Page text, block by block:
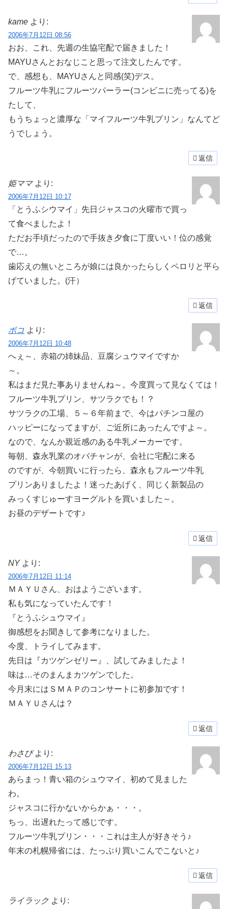
kame より:
2006年7月12日 08:56
おお、これ、先週の生協宅配で届きました！
MAYUさんとおなじこと思って注文したんです。
で、感想も、MAYUさんと同感(笑)デス。
フルーツ牛乳にフルーツパーラー(コンビニに売ってる)を
たして、
もうちょっと濃厚な「マイフルーツ牛乳プリン」なんてど
うでしょう。
返信
姫ママ より:
2006年7月12日 10:17
「とうふシウマイ」先日ジャスコの火曜市で買っ
て食べましたよ！
ただお手頃だったので手抜き夕食に丁度いい！位の感覚
で…。
歯応えの無いところが娘には良かったらしくペロリと平ら
げていました。(汗）
返信
ボコ より:
2006年7月12日 10:48
へぇ～、赤箱の姉妹品、豆腐シュウマイですか
～。
私はまだ見た事ありませんね～。今度買って見なくては！
フルーツ牛乳プリン、サツラクでも！？
サツラクの工場、５～６年前まで、今はパチンコ屋の
ハッピーになってますが、ご近所にあったんですよ～。
なので、なんか親近感のある牛乳メーカーです。
毎朝、森永乳業のオバチャンが、会社に宅配に来る
のですが、今朝買いに行ったら、森永もフルーツ牛乳
プリンありましたよ！迷ったあげく、同じく新製品の
みっくすじゅーすヨーグルトを買いました～。
お昼のデザートです♪
返信
NY より:
2006年7月12日 11:14
ＭＡＹＵさん、おはようございます。
私も気になっていたんです！
『とうふシュウマイ』
御感想をお聞きして参考になりました。
今度、トライしてみます。
先日は『カツゲンゼリー』、試してみましたよ！
味は…そのまんまカツゲンでした。
今月末にはＳＭＡＰのコンサートに初参加です ！
ＭＡＹＵさんは？
返信
わさび より:
2006年7月12日 15:13
あらまっ！青い箱のシュウマイ、初めて見ました
わ。
ジャスコに行かないからかぁ・・・。
ちっ、出遅れたって感じです。
フルーツ牛乳プリン・・・これは主人が好きそう♪
年末の札幌帰省には、たっぷり買いこんでこないと♪
返信
ライラック より: